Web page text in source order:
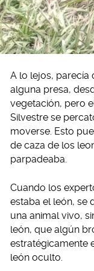
A lo lejos, parecía
alguna presa,
vegetación, pero
Silvestre se
moverse. Esto
de caza de los
parpadeaba.
Cuando los
estaba el león, se
una animal vivo,
león, que algún
estratégicamente
león oculto.